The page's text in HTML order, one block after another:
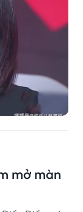
mở màn